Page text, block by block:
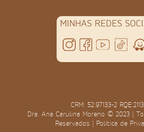
MINHAS REDES
CRM: 52.97133-2
Dra. Ana Carulina Moreno © 2023 |
Reservados | Política de